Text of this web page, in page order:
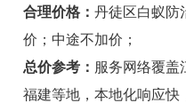
龙港白蚁防治
永嘉白蚁防治
平阳白蚁防治
合理价格： 丹徒区白蚁防
价；中途不加价；
总价参考： 服务网络覆盖
福建等地，本地化响应快